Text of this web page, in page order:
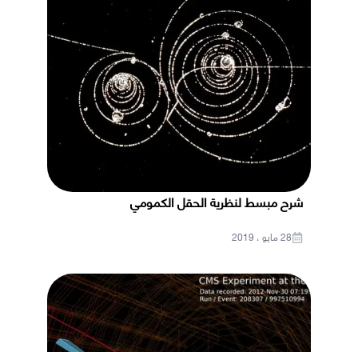
شرح مبسط لنظرية الحقل الكمومي
28 مايو ، 2019